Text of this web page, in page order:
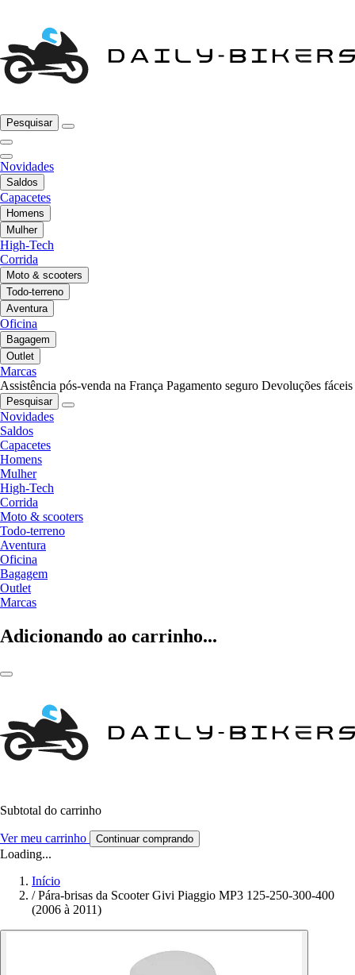
Pesquisar
Novidades
Saldos
Capacetes
Homens
Mulher
High-Tech
Corrida
Moto & scooters
Todo-terreno
Aventura
Oficina
Bagagem
Outlet
Marcas
Assistência pós-venda na França Pagamento seguro Devoluções fáceis
Pesquisar
Novidades
Saldos
Capacetes
Homens
Mulher
High-Tech
Corrida
Moto & scooters
Todo-terreno
Aventura
Oficina
Bagagem
Outlet
Marcas
Adicionando ao carrinho...
Subtotal do carrinho
Ver meu carrinho Continuar comprando
Loading...
Início
/ Pára-brisas da Scooter Givi Piaggio MP3 125-250-300-400
(2006 à 2011)